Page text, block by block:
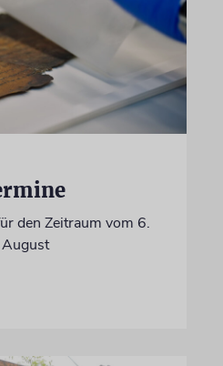
den Zeitraum vom 6.